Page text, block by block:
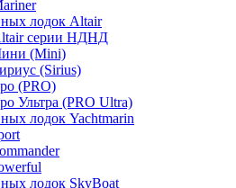
лодок Altair
серии НДНД
(Mini)
(Sirius)
(PRO)
Ультра (PRO Ultra)
лодок Yachtmarin
лодок SkyBoat